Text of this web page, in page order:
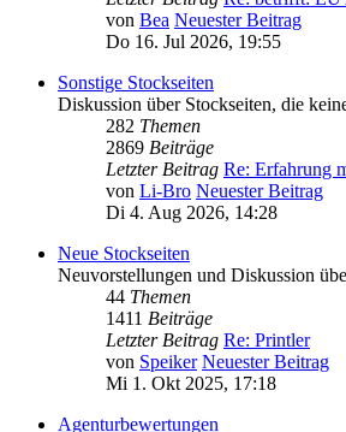
von Bea Neuester Beitrag
Do 16. Jul 2026, 19:55
Sonstige Stockseiten
Diskussion über Stockseiten, die
282 Themen
2869 Beiträge
Letzter Beitrag Re: Erfahrung
von Li-Bro Neuester Beitrag
Di 4. Aug 2026, 14:28
Neue Stockseiten
Neuvorstellungen und Diskussion
44 Themen
1411 Beiträge
Letzter Beitrag Re: Printler
von Speiker Neuester Beitrag
Mi 1. Okt 2025, 17:18
Agenturbewertungen